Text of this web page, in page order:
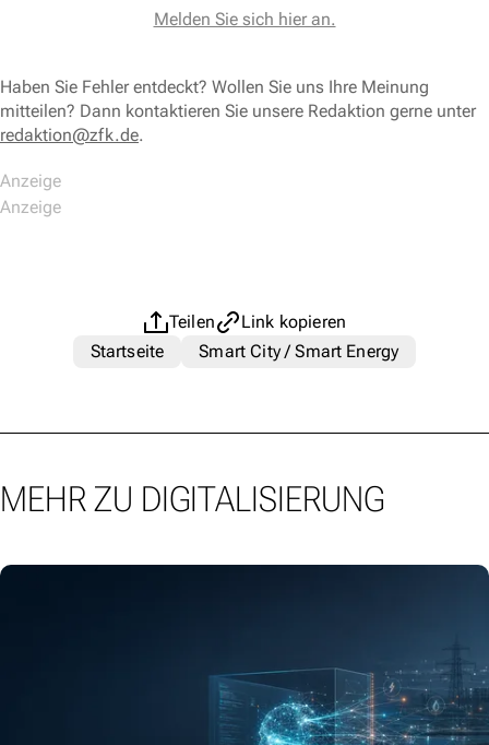
Melden Sie sich hier an.
Haben Sie Fehler entdeckt? Wollen Sie uns Ihre Meinung
mitteilen? Dann kontaktieren Sie unsere Redaktion gerne unter
redaktion@zfk.de.
Teilen
Link kopieren
Startseite
Smart City / Smart Energy
MEHR ZU DIGITALISIERUNG